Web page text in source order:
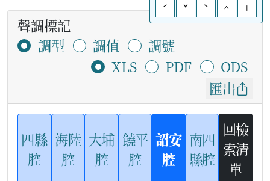
ˊ
ˇ ˋ ^ +
聲調標記
調型
調值
調號
XLS
PDF
ODS
匯出
四縣
腔
海陸
腔
大埔
腔
饒平
腔
詔安
腔
南四
縣腔
回檢
索清
單